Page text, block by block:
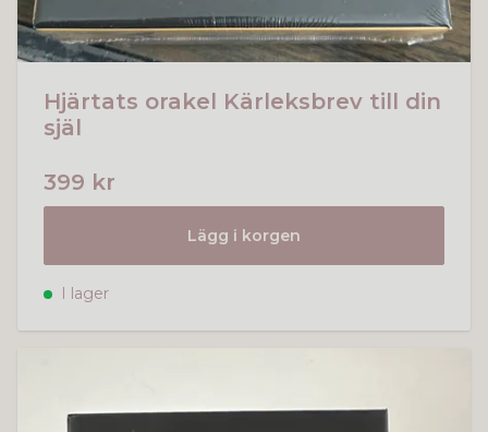
Hjärtats orakel Kärleksbrev till din
själ
399 kr
Lägg i korgen
I lager